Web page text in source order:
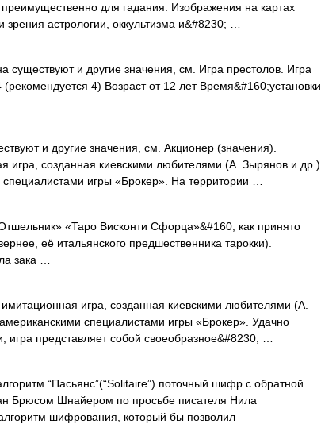
для гадания. Изображения на картах
астрологии, оккультизма и&#8230; …
существуют и другие значения, см. Игра престолов. Игра
4) Возраст от 12 лет Время&#160;установки
и другие значения, см. Акционер (значения).
игра, созданная киевскими любителями (А. Зырянов и др.)
игры «Брокер». На территории …
«Таро Висконти Сфорца»&#160; как принято
её итальянского предшественника тарокки).
зака …
игра, созданная киевскими любителями (А.
специалистами игры «Брокер». Удачно
представляет собой своеобразное&#8230; …
“Пасьянс”(“Solitaire”) поточный шифр с обратной
Брюсом Шнайером по просьбе писателя Нила
шифрования, который бы позволил